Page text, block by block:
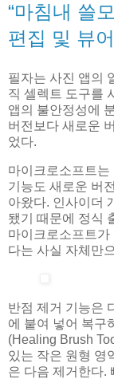
“마침내 쓸
편집 및 뷰
필자는 사진 앱의
직 셀렉트 도구를
앱의 불안정성에
버전보다 새로운
었다.
마이크로소프트
기능도 새로운 버
아왔다. 인사이더
됐기 때문에 정식
마이크로소프트가
다는 사실 자체만
반점 제거 기능은
에 붙여 넣어 복구
(Healing Brush
있는 작은 원형 영
은 다음 제거한다.